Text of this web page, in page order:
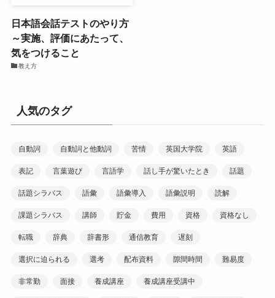
日本語会話テストのやり方
～実施、評価にあたって、
気をつけること
教え方
人気のタグ
自動詞 自動詞と他動詞 苦情 英国大学院 英語
表記 言葉遊び 言語学 話し手が驚いたとき 話題
話題シラバス 語彙 語彙導入 語彙説明 読解
課題シラバス 講師 貯金 費用 資格 資格なし
転職 辞典 辞書形 通信教育 遅刻
選択に迫られる 選考 配布資料 隙間時間 難易度
非常勤 面接 養成講座 養成講座受講中